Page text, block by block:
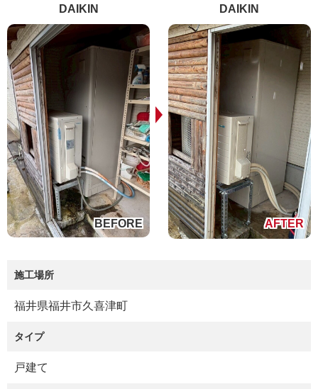
DAIKIN DAIKIN
施工場所
福井県福井市久喜津町
タイプ
戸建て